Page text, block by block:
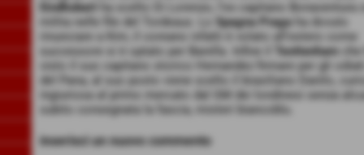
Eindhobert
ha scelto Di Lorenzo, l'ex capitano Bonaventura
milita nelle file del Tordeaux. Lo
Spagna Praga
ha dovuto
rinunciare a Kim, il coreano infatti è volato all'estero come
successore si è optato per Barella. Infine il
Teottenham
visto il suo capitano storico Hernandez firmare per gli
del Pana, al suo posto viene scelto il brasiliano Danilo,
ingiuriosa al primo mercato dal GM dei londinesi senza
subito consegnata la fascia, misteri biancoblu.
inserisci un nuovo commento